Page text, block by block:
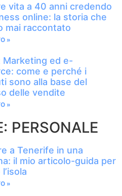
vita a 40 anni credendo
online: la storia che
mai raccontato
»
Marketing ed e-
come e perché i
sono alla base del
delle vendite
»
PERSONALE
a Tenerife in una
il mio articolo-guida per
»